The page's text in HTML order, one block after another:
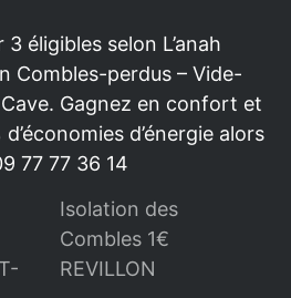
éligibles selon L’anah
Combles-perdus – Vide-
Gagnez en confort et
d’économies d’énergie alors
77 77 36 14
Isolation des
Combles 1€
REVILLON